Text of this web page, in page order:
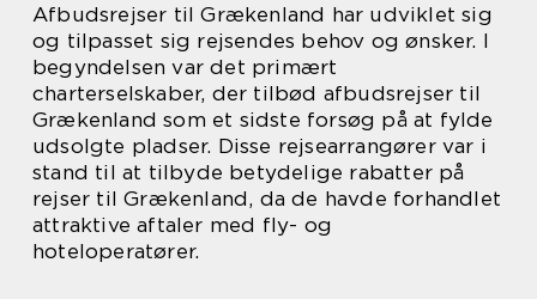
Afbudsrejser til Grækenland har udviklet sig
og tilpasset sig rejsendes behov og ønsker. I
begyndelsen var det primært
charterselskaber, der tilbød afbudsrejser til
Grækenland som et sidste forsøg på at fylde
udsolgte pladser. Disse rejsearrangører var i
stand til at tilbyde betydelige rabatter på
rejser til Grækenland, da de havde forhandlet
attraktive aftaler med fly- og
hoteloperatører.